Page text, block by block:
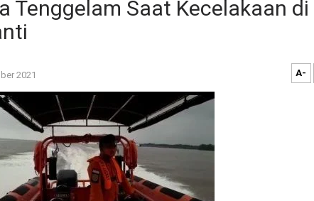
Tenggelam Saat Kecelakaan di
2021 A-